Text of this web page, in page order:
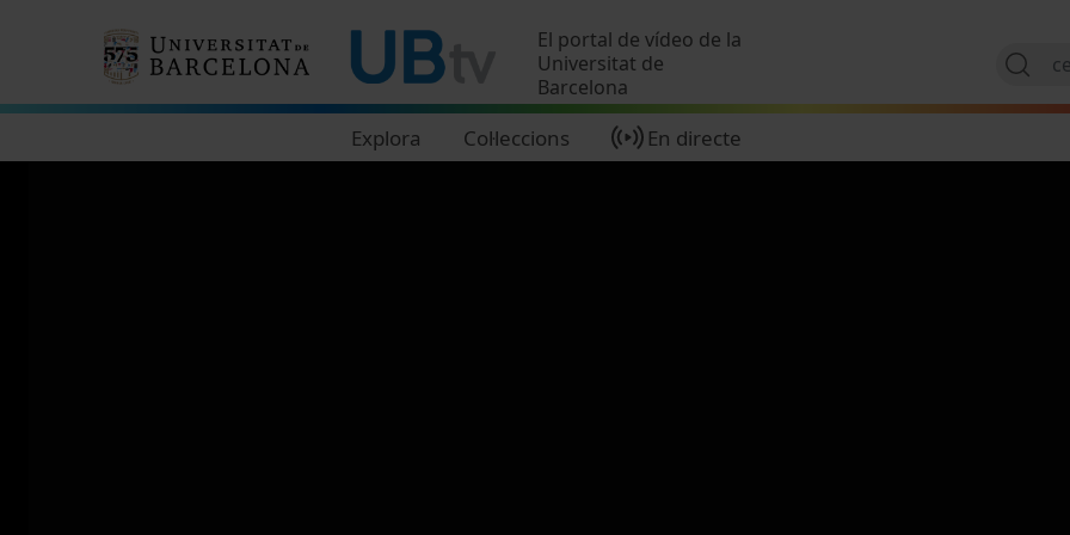
El portal de vídeo de la
Universitat de
Barcelona
Explora Col·leccions En directe